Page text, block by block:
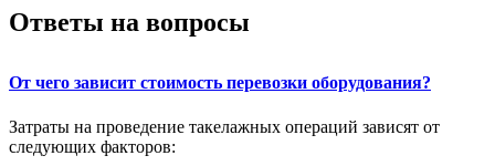
Ответы на вопросы
От чего зависит стоимость перевозки оборудования?
Затраты на проведение такелажных операций зависят от
следующих факторов: